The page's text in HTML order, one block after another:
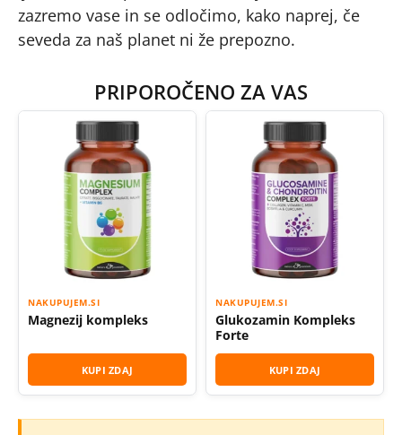
zazremo vase in se odločimo, kako naprej, če
seveda za naš planet ni že prepozno.
PRIPOROČENO ZA VAS
NAKUPUJEM.SI
Magnezij kompleks
KUPI ZDAJ
NAKUPUJEM.SI
Glukozamin Kompleks
Forte
KUPI ZDAJ